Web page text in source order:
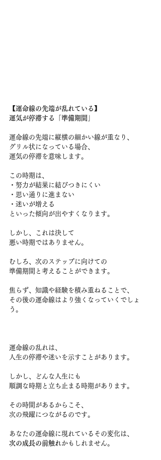
【運命線の先端が乱れている】
運気が停滞する「準備期間」
運命線の先端に縦横の細かい線が重なり、
グリル状になっている場合、
運気の停滞を意味します。
この時期は、
・努力が結果に結びつきにくい
・思い通りに進まない
・迷いが増える
といった傾向が出やすくなります。
しかし、これは決して
悪い時期ではありません。
むしろ、次のステップに向けての
準備期間と考えることができます。
焦らず、知識や経験を積み重ねることで、
その後の運命線はより強くなっていくでしょ
う。
運命線の乱れは、
人生の停滞や迷いを示すことがあります。
しかし、どんな人生にも
順調な時期と立ち止まる時期があります。
その時間があるからこそ、
次の飛躍につながるのです。
あなたの運命線に現れているその変化は、
次の成長の前触れ かもしれません。